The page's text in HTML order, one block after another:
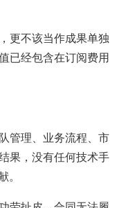
更不该当作成果单独
已经包含在订阅费用
管理、业务流程、市
果，没有任何技术手
。